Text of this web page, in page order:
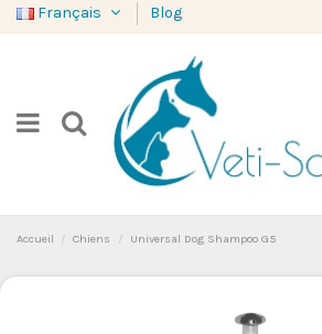
Français
Blog
Accueil Chiens Universal Dog Shampoo G5